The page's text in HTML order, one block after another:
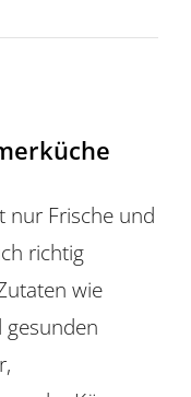
nur Frische und
richtig
wie
gesunden